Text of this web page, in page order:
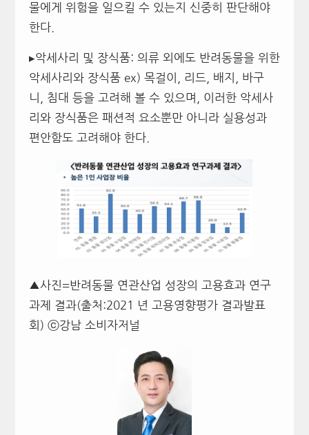
물에게 위험을 일으킬 수 있는지 신중히 판단해야
한다.
▸악세사리 및 장식품: 의류 외에도 반려동물을 위한
악세사리와 장식품 ex) 목걸이, 리드, 배지, 바구
니, 침대 등을 고려해 볼 수 있으며, 이러한 악세사
리와 장식품은 패션적 요소뿐만 아니라 실용성과
편안함도 고려해야 한다.
▲사진=반려동물 연관산업 성장의 고용효과 연구
과제 결과(출처:2021 년 고용영향평가 결과발표
회) ⓒ강남 소비자저널